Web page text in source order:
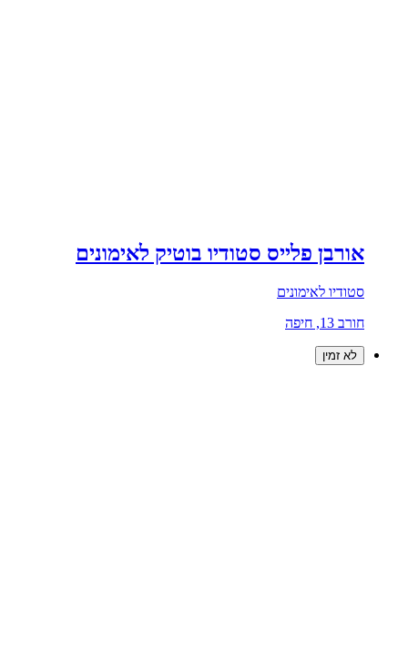
אורבן פלייס סטודיו בוטיק לאימונים
סטודיו לאימונים
חורב 13, חיפה
לא זמין